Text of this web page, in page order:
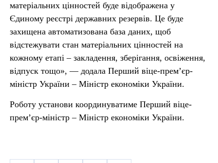
матеріальних цінностей буде відображена у
Єдиному реєстрі державних резервів. Це буде
захищена автоматизована база даних, щоб
відстежувати стан матеріальних цінностей на
кожному етапі – закладення, зберігання, освіження,
відпуск тощо», — додала Перший віце-прем’єр-
міністр України – Міністр економіки України.
Роботу установи координуватиме Перший віце-
прем’єр-міністр – Міністр економіки України.